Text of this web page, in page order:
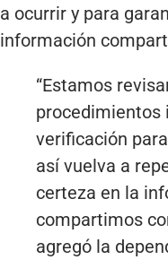
a ocurrir y para
información
“Estamos
procedimientos
verificación
así vuelva a
certeza en la
compartimos
agregó la